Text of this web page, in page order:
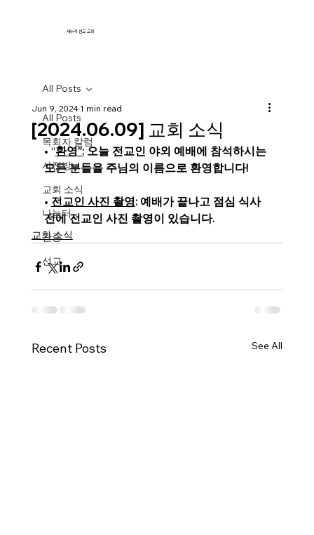
새누리 선교 교회
All Posts
목회자 칼럼
사진방
교회 소식
나눔터
간증
선교
All Posts
[2024.06.09] 교회 소식
Jun 9, 20241 min read
• “환영”: 오늘 전교인 야외 예배에 참석하시는
모든 분들을 주님의 이름으로 환영합니다!
• 전교인 사진 촬영: 예배가 끝나고 점심 식사
전에 전교인 사진 촬영이 있습니다.
교회 소식
Recent Posts See All